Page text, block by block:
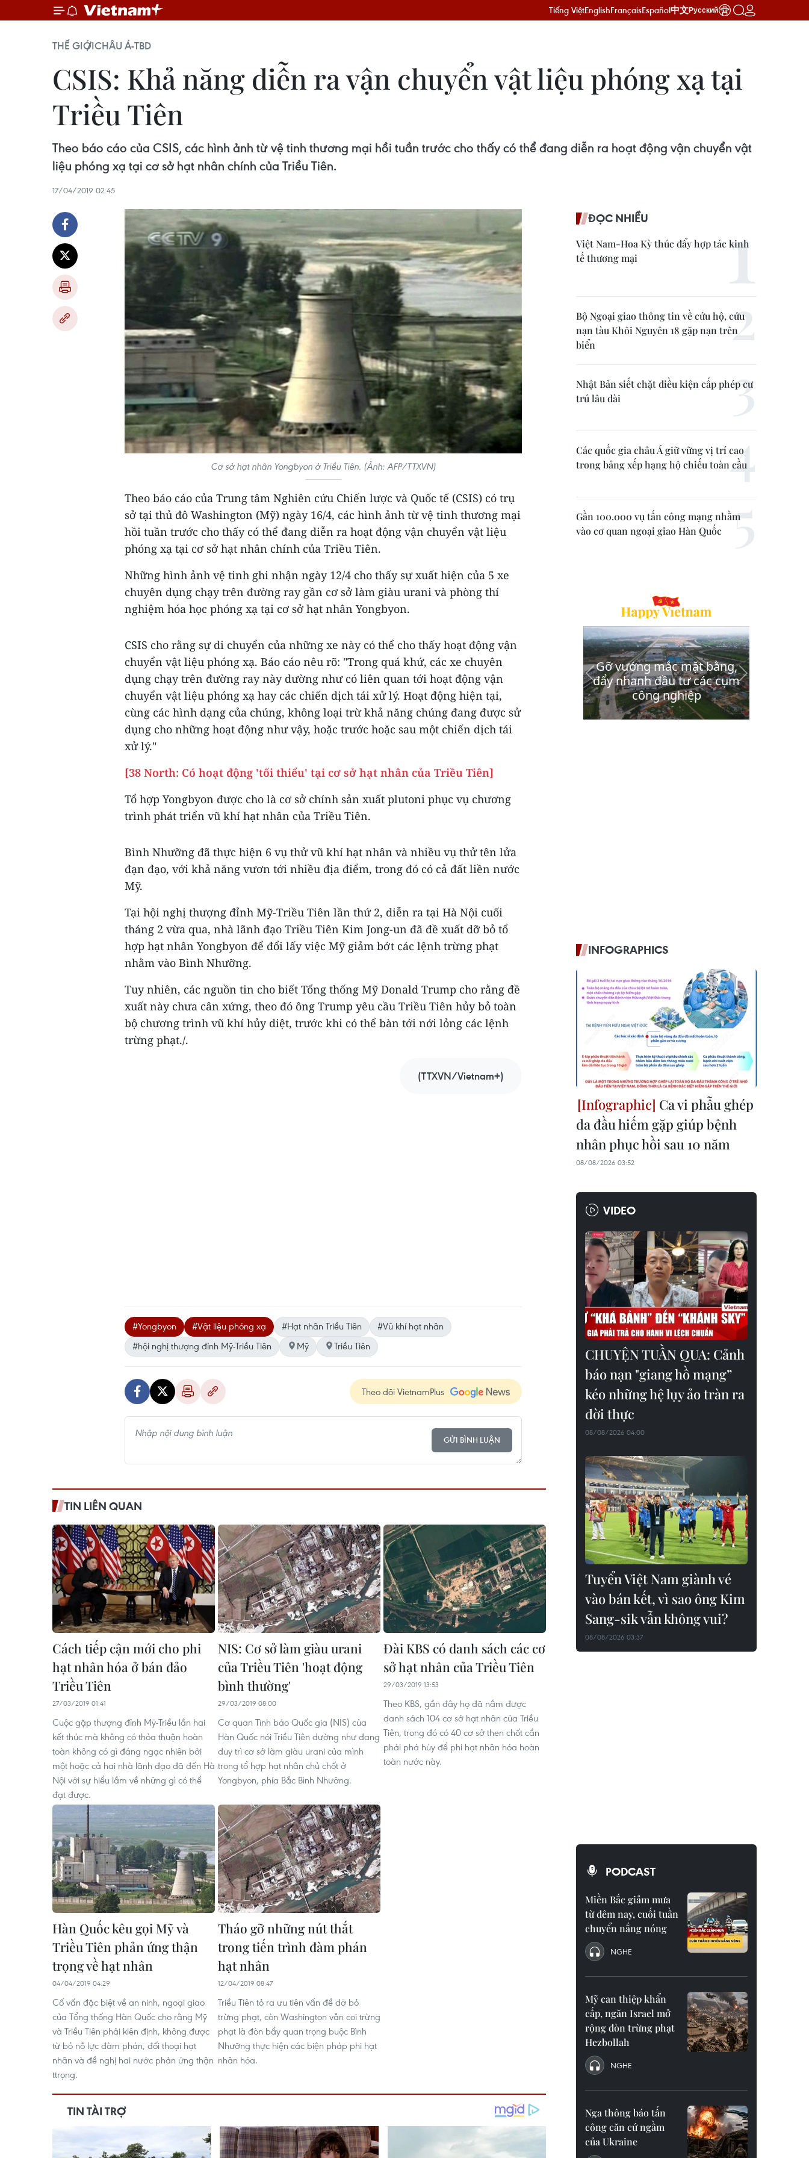
Tiếng ViệtEnglishFrançaisEspañol中文Русский
THẾ GIỚICHÂU Á-TBD
CSIS: Khả năng diễn ra vận chuyển vật liệu phóng xạ tại
Triều Tiên
Theo báo cáo của CSIS, các hình ảnh từ vệ tinh thương mại hồi tuần trước cho thấy có thể đang diễn ra hoạt động vận chuyển vật
liệu phóng xạ tại cơ sở hạt nhân chính của Triều Tiên.
17/04/2019 02:45
Cơ sở hạt nhân Yongbyon ở Triều Tiên. (Ảnh: AFP/TTXVN)
Theo báo cáo của Trung tâm Nghiên cứu Chiến lược và Quốc tế (CSIS) có trụ
sở tại thủ đô Washington (Mỹ) ngày 16/4, các hình ảnh từ vệ tinh thương mại
hồi tuần trước cho thấy có thể đang diễn ra hoạt động vận chuyển vật liệu
phóng xạ tại cơ sở hạt nhân chính của Triều Tiên.
Những hình ảnh vệ tinh ghi nhận ngày 12/4 cho thấy sự xuất hiện của 5 xe
chuyên dụng chạy trên đường ray gần cơ sở làm giàu urani và phòng thí
nghiệm hóa học phóng xạ tại cơ sở hạt nhân Yongbyon.
CSIS cho rằng sự di chuyển của những xe này có thể cho thấy hoạt động vận
chuyển vật liệu phóng xạ. Báo cáo nêu rõ: "Trong quá khứ, các xe chuyên
dụng chạy trên đường ray này dường như có liên quan tới hoạt động vận
chuyển vật liệu phóng xạ hay các chiến dịch tái xử lý. Hoạt động hiện tại,
cùng các hình dạng của chúng, không loại trừ khả năng chúng đang được sử
dụng cho những hoạt động như vậy, hoặc trước hoặc sau một chiến dịch tái
xử lý."
[38 North: Có hoạt động 'tối thiểu' tại cơ sở hạt nhân của Triều Tiên]
Tổ hợp Yongbyon được cho là cơ sở chính sản xuất plutoni phục vụ chương
trình phát triển vũ khí hạt nhân của Triều Tiên.
Bình Nhưỡng đã thực hiện 6 vụ thử vũ khí hạt nhân và nhiều vụ thử tên lửa
đạn đạo, với khả năng vươn tới nhiều địa điểm, trong đó có cả đất liền nước
Mỹ.
Tại hội nghị thượng đỉnh Mỹ-Triều Tiên lần thứ 2, diễn ra tại Hà Nội cuối
tháng 2 vừa qua, nhà lãnh đạo Triều Tiên Kim Jong-un đã đề xuất dỡ bỏ tổ
hợp hạt nhân Yongbyon để đổi lấy việc Mỹ giảm bớt các lệnh trừng phạt
nhằm vào Bình Nhưỡng.
Tuy nhiên, các nguồn tin cho biết Tổng thống Mỹ Donald Trump cho rằng đề
xuất này chưa cân xứng, theo đó ông Trump yêu cầu Triều Tiên hủy bỏ toàn
bộ chương trình vũ khí hủy diệt, trước khi có thể bàn tới nới lỏng các lệnh
trừng phạt./.
(TTXVN/Vietnam+)
#Yongbyon #Vật liệu phóng xạ #Hạt nhân Triều Tiên
#Vũ khí hạt nhân
#hội nghị thượng đỉnh Mỹ-Triều Tiên
Mỹ Triều Tiên
Theo dõi VietnamPlus
GỬI BÌNH LUẬN
TIN LIÊN QUAN
Cách tiếp cận mới cho phi
hạt nhân hóa ở bán đảo
Triều Tiên
27/03/2019 01:41
Cuộc gặp thượng đỉnh Mỹ-Triều lần hai
kết thúc mà không có thỏa thuận hoàn
toàn không có gì đáng ngạc nhiên bởi
một hoặc cả hai nhà lãnh đạo đã đến Hà
Nội với sự hiểu lầm về những gì có thể
đạt được.
NIS: Cơ sở làm giàu urani
của Triều Tiên 'hoạt động
bình thường'
29/03/2019 08:00
Cơ quan Tình báo Quốc gia (NIS) của
Hàn Quốc nói Triều Tiên dường như đang
duy trì cơ sở làm giàu urani của mình
trong tổ hợp hạt nhân chủ chốt ở
Yongbyon, phía Bắc Bình Nhưỡng.
Đài KBS có danh sách các cơ
sở hạt nhân của Triều Tiên
29/03/2019 13:53
Theo KBS, gần đây họ đã nắm được
danh sách 104 cơ sở hạt nhân của Triều
Tiên, trong đó có 40 cơ sở then chốt cần
phải phá hủy để phi hạt nhân hóa hoàn
toàn nước này.
Hàn Quốc kêu gọi Mỹ và
Triều Tiên phản ứng thận
trọng về hạt nhân
04/04/2019 04:29
Cố vấn đặc biệt về an ninh, ngoại giao
của Tổng thống Hàn Quốc cho rằng Mỹ
và Triều Tiên phải kiên định, không được
từ bỏ nỗ lực đàm phán, đối thoại hạt
nhân và đề nghị hai nước phản ứng thận
ttrọng.
Tháo gỡ những nút thắt
trong tiến trình đàm phán
hạt nhân
12/04/2019 08:47
Triều Tiên tỏ ra ưu tiên vấn đề dỡ bỏ
trừng phạt, còn Washington vẫn coi trừng
phạt là đòn bẩy quan trọng buộc Bình
Nhưỡng thực hiện các biện pháp phi hạt
nhân hóa.
ĐỌC NHIỀU
Việt Nam-Hoa Kỳ thúc đẩy hợp tác kinh
tế thương mại
Bộ Ngoại giao thông tin về cứu hộ, cứu
nạn tàu Khôi Nguyên 18 gặp nạn trên
biển
Nhật Bản siết chặt điều kiện cấp phép cư
trú lâu dài
Các quốc gia châu Á giữ vững vị trí cao
trong bảng xếp hạng hộ chiếu toàn cầu
Gần 100.000 vụ tấn công mạng nhằm
vào cơ quan ngoại giao Hàn Quốc
INFOGRAPHICS
Ca vi phẫu ghép
da đầu hiếm gặp giúp bệnh
nhân phục hồi sau 10 năm
08/08/2026 03:52
VIDEO
CHUYỆN TUẦN QUA: Cảnh
báo nạn "giang hồ mạng”
kéo những hệ lụy ảo tràn ra
đời thực
08/08/2026 04:00
Tuyển Việt Nam giành vé
vào bán kết, vì sao ông Kim
Sang-sik vẫn không vui?
08/08/2026 03:37
PODCAST
Miền Bắc giảm mưa
từ đêm nay, cuối tuần
chuyển nắng nóng
NGHE
Mỹ can thiệp khẩn
cấp, ngăn Israel mở
rộng đòn trừng phạt
Hezbollah
NGHE
Nga thông báo tấn
công căn cứ ngầm
của Ukraine